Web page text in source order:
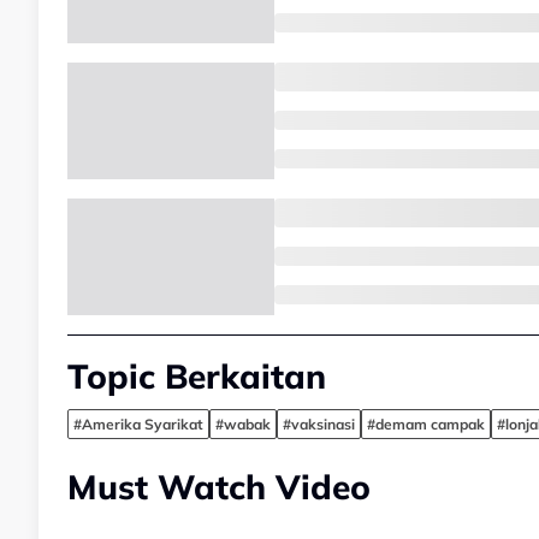
Topic Berkaitan
#Amerika Syarikat #wabak #vaksinasi #demam campak
Must Watch Video